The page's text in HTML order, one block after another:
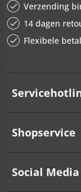
Verzending
14 dagen
Flexibele
Shopservice
Social Media